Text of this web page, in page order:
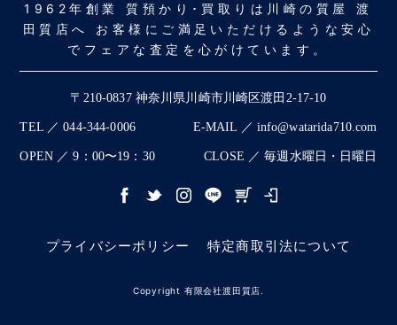
1962年創業 質預かり･買取りは川崎の質屋 渡
田質店へ お客様にご満足いただけるような安心
でフェアな査定を心がけています。
〒210-0837 神奈川県川崎市川崎区渡田2-17-10
TEL ／ 044-344-0006 E-MAIL ／ info@watarida710.com
OPEN ／ 9：00〜19：30 CLOSE ／ 毎週水曜日・日曜日
プライバシーポリシー 特定商取引法について
Copyright 有限会社渡田質店.